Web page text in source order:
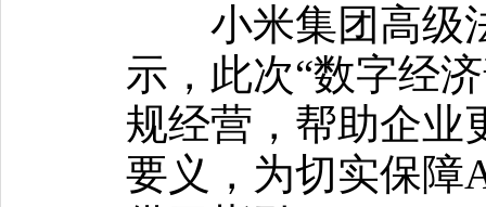
小米集团高级
示，此次“数字经
规经营，帮助企业
要义，为切实保障